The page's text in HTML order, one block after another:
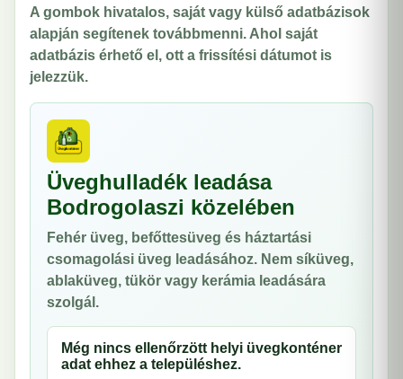
A gombok hivatalos, saját vagy külső adatbázisok
alapján segítenek továbbmenni. Ahol saját
adatbázis érhető el, ott a frissítési dátumot is
jelezzük.
Üveghulladék leadása
Bodrogolaszi közelében
Fehér üveg, befőttesüveg és háztartási
csomagolási üveg leadásához. Nem síküveg,
ablaküveg, tükör vagy kerámia leadására
szolgál.
Még nincs ellenőrzött helyi üvegkonténer
adat ehhez a településhez.